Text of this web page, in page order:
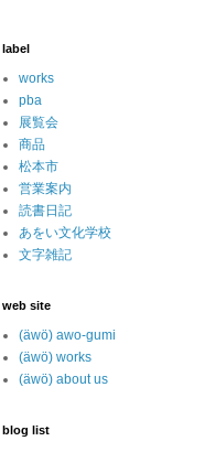
label
works
pba
展覧会
商品
松本市
営業案内
読書日記
あをい文化学校
文字雑記
web site
(äwö) awo-gumi
(äwö) works
(äwö) about us
blog list